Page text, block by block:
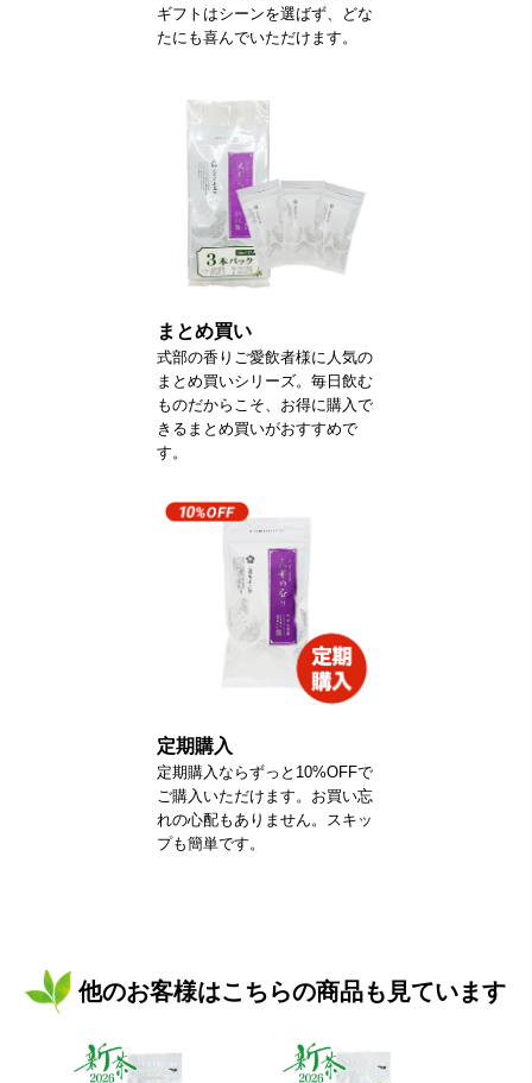
ギフトはシーンを選ばず、どな
たにも喜んでいただけます。
まとめ買い
式部の香りご愛飲者様に人気の
まとめ買いシリーズ。毎日飲む
ものだからこそ、お得に購入で
きるまとめ買いがおすすめで
す。
定期購入
定期購入ならずっと10%OFFで
ご購入いただけます。お買い忘
れの心配もありません。スキッ
プも簡単です。
他のお客様はこちらの商品も見ています